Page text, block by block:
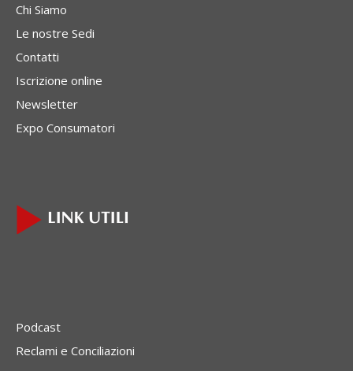
Chi Siamo
Le nostre Sedi
Contatti
Iscrizione online
Newsletter
Expo Consumatori
Podcast
Reclami e Conciliazioni